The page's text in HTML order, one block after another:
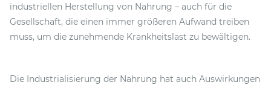
industriellen Herstellung von Nahrung – auch für die
Gesellschaft, die einen immer größeren Aufwand treiben
muss, um die zunehmende Krankheitslast zu bewältigen.
Die Industrialisierung der Nahrung hat auch Auswirkungen